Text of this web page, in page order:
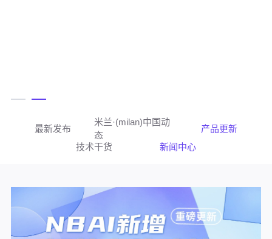
最新发布
米兰·(milan)中国动
态
产品更新
技术干货
新闻中心